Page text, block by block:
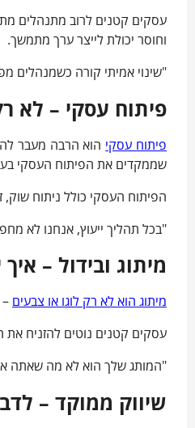
עסקים קטנים לרוב מתנהלים
וחוסר יכולת לייצר ערך מתמשך.
"שינוי אמיתי קורה כשמנהלים
פיתוח עסקי – לא
פיתוח עסקי
שממקדים את הפיתוח העסקי בערך
הפיתוח העסקי כולל ניתוח שוק,
"בכל תהליך ייעוץ, אנחנו לא
מיתוג ובידול –
מיתוג הוא לא רק לוגו או צבעים
עסקים קטנים נוטים להזניח את
"המותג שלך הוא לא מה שאתה
שיווק ממוקד –